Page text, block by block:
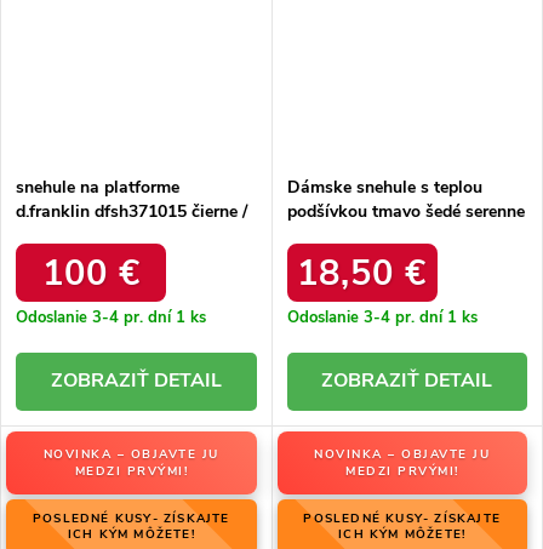
snehule na platforme
d.franklin dfsh371015 čierne /
100 €
Odoslanie 3-4 pr. dní 1 ks
DETAIL
Dámske snehule s teplou
podšívkou tmavo šedé serenne
18,50 €
Odoslanie 3-4 pr. dní 1 ks
DETAIL
NOVINKA – OBJAVTE JU
MEDZI PRVÝMI!
POSLEDNÉ KUSY- ZÍSKAJTE
ICH KÝM MÔŽETE!
NOVINKA – OBJAVTE JU
MEDZI PRVÝMI!
POSLEDNÉ KUSY- ZÍSKAJTE
ICH KÝM MÔŽETE!